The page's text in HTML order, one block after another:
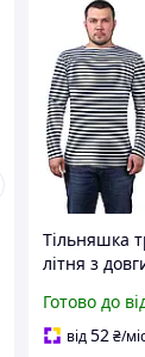
Тільняшка
літня з
(темно-
морська,
Готово до
від52 ₴/